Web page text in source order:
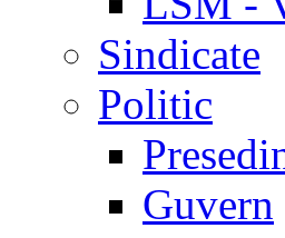
Sindicate
Politic
Guvern